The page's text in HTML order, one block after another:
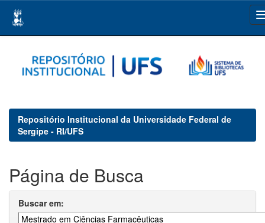
navigation
Repositório Institucional da Universidade Federal de
Sergipe - RI/UFS
Página de Busca
Buscar em: